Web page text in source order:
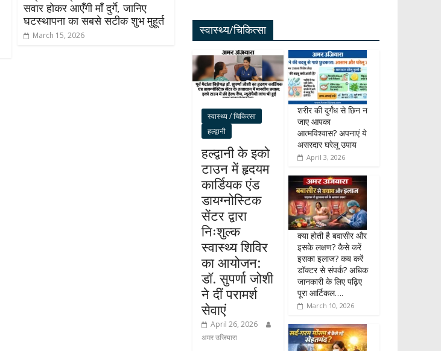
सवार होकर आएँगी माँ दुर्गे, जानिए
घटस्थापना का सबसे सटीक शुभ मुहूर्त
March 15, 2026 स्वास्थ्य/चिकित्सा
स्वास्थ्य / चिकित्सा
हल्द्वानी
हल्द्वानी के इको
टाउन में हृदयम
कार्डियक एंड
डायग्नोस्टिक
सेंटर द्वारा
निःशुल्क
स्वास्थ्य शिविर
का आयोजन:
डॉ. सुपर्णा जोशी
ने दीं परामर्श
सेवाएं
April 26, 2026
अमर उजियारा
शरीर की दुर्गंध से छिन न
जाए आपका
आत्मविश्वास? अपनाएं ये
असरदार घरेलू उपाय
April 3, 2026
क्या होती है बवासीर और
इसके लक्षण? कैसे करें
इसका इलाज? कब करें
डॉक्टर से संपर्क? अधिक
जानकारी के लिए पढ़िए
पूरा आर्टिकल….
March 10, 2026